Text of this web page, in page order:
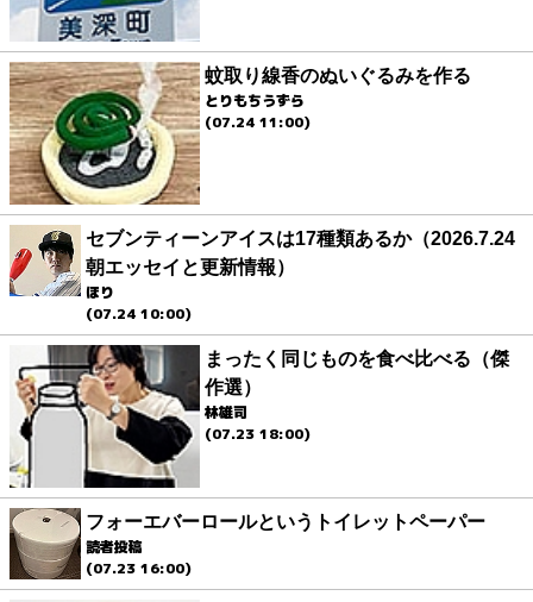
蚊取り線香のぬいぐるみを作る
とりもちうずら
(07.24 11:00)
セブンティーンアイスは17種類あるか（2026.7.24
朝エッセイと更新情報）
ほり
(07.24 10:00)
まったく同じものを食べ比べる（傑
作選）
林雄司
(07.23 18:00)
フォーエバーロールというトイレットペーパー
読者投稿
(07.23 16:00)